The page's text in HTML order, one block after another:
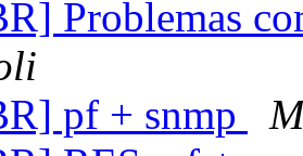
Problemas
pf + snmp